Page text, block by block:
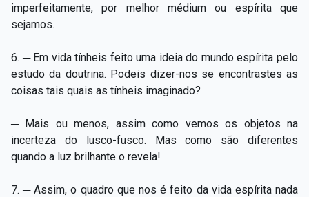
imperfeitamente, por melhor médium ou espírita que
sejamos.
6. ─ Em vida tínheis feito uma ideia do mundo espírita pelo
estudo da doutrina. Podeis dizer-nos se encontrastes as
coisas tais quais as tínheis imaginado?
─ Mais ou menos, assim como vemos os objetos na
incerteza do lusco-fusco. Mas como são diferentes
quando a luz brilhante o revela!
7. ─ Assim, o quadro que nos é feito da vida espírita nada